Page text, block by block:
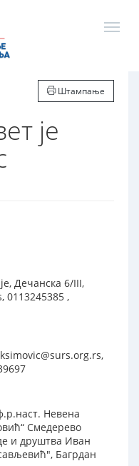
Штампање
је
Дечанска 6/III,
0113245385 ,
Невена
Смедерево
и друштва Иван
Багрдан